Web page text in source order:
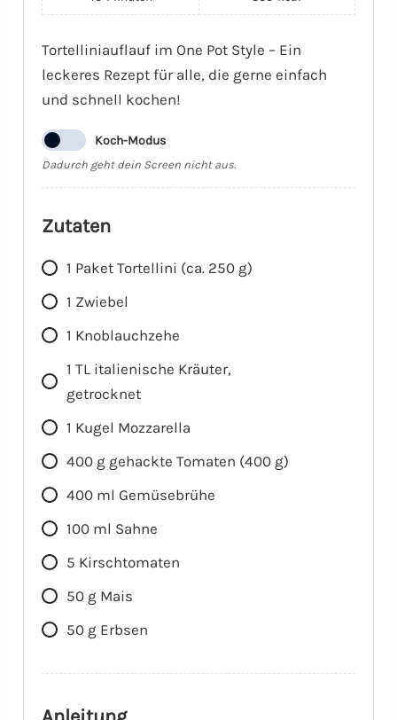
Tortelliniauflauf im One Pot Style – Ein
leckeres Rezept für alle, die gerne einfach
und schnell kochen!
Koch-Modus
Dadurch geht dein Screen nicht aus.
Zutaten
1 Paket Tortellini (ca. 250 g)
1 Zwiebel
1 Knoblauchzehe
1 TL italienische Kräuter,
getrocknet
1 Kugel Mozzarella
400 g gehackte Tomaten (400 g)
400 ml Gemüsebrühe
100 ml Sahne
5 Kirschtomaten
50 g Mais
50 g Erbsen